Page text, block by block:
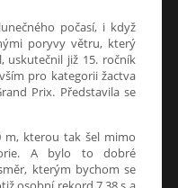
počasí, i když
poryvy větru, který
uskutečnil již 15. ročník
pro kategorii žactva
Prix. Představila se
m, kterou tak šel mimo
A bylo to dobré
kterým bychom se